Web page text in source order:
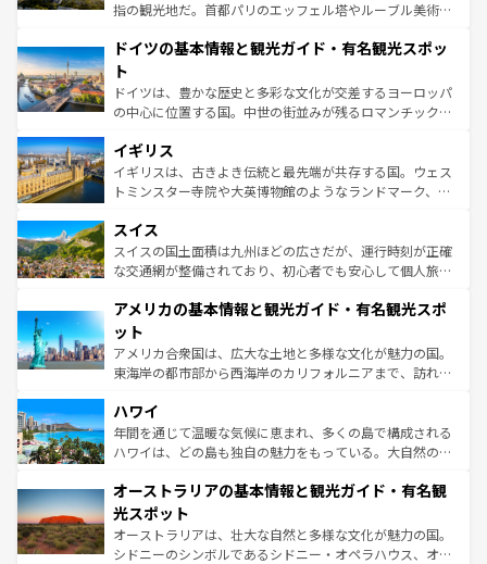
アートに溢れた街角から、地方では古代ローマ遺跡や中世
せる。地方によって風土や気候が異なるスペインはその個
ンテンツ一覧 を参照してほしい。
指の観光地だ。首都パリのエッフェル塔やルーブル美術館
で、幅広い魅力が詰まっている。華麗な宮殿、歴史的な大
聖堂、美しいビーチ、そして豊かな自然が、訪れる者を心
から魅了する。また、フランスは美食の国としても知ら
れ、フランス料理はユネスコ無形文化遺産にも登録されて
香り高いラベンダー畑など、多彩な楽しみ方が可能だ。さ
らに、パリ以外の地域にも魅力が溢れており、どの街角に
も豊かな歴史と文化が息づいている。パリ以外の個性あふ
を参照してほしい。
ドイツの基本情報と観光ガイド・有名観光スポッ
ト
ドイツは、豊かな歴史と多彩な文化が交差するヨーロッパ
の中心に位置する国。中世の街並みが残るロマンチック街
顔を持つこの国は、どこを歩いても飽きることがない。ベ
ルリンの文化的活気、バイエルン州のアルプスの絶景、そ
してライン川沿いのワイン畑といった風景は必見。ビール
は、お酒好きな人にはぜひ体験してほしい。 なお、新着の
ドイツ情報はコンテンツ一覧を参照してほしい。
イギリス
イギリスは、古きよき伝統と最先端が共存する国。ウェス
トミンスター寺院や大英博物館のようなランドマーク、歴
リアごとに異なる魅力がある。また、優雅なアフタヌーン
ティー、ビール好きにはたまらない英国パブ、サッカー観
戦など、本場だからこそできる体験も豊富。イギリスを旅
ンツ一覧を参照してほしい。
スイス
スイスの国土面積は九州ほどの広さだが、運行時刻が正確
な交通網が整備されており、初心者でも安心して個人旅行
の建物がそのまま残る町や、スイスならではのユニークな
博物館もあり、アルプス観光だけでなく町歩きも満喫する
ことができる。国民の所得が高いため物価も高いが、旅行
者向けの交通パス提供のサービスもあり、うまく活用すれ
着のスイス情報は
アメリカの基本情報と観光ガイド・有名観光スポ
ット
アメリカ合衆国は、広大な土地と多様な文化が魅力の国。
東海岸の都市部から西海岸のカリフォルニアまで、訪れる
のような巨大都市は、観光、ショッピング、エンターテイ
ンメントが詰まった刺激的なスポットだ。一方、アメリカ
西部には大自然が広がり、グランドキャニオンやイエロー
部のニューオーリンズでは、音楽と美食が融合した独特の
文化が魅力。旅行者はアメリカの各地域で異なる魅力を楽
しみながら、その多様性と豊かな歴史を感じることができ
るだろう。車でのロードトリップや列車の旅も、アメリカ
ハワイ
年間を通じて温暖な気候に恵まれ、多くの島で構成される
ハワイは、どの島も独自の魅力をもっている。大自然の神
ワイ島は見逃せない。また、定番の観光地といえばオアフ
島だが、静かな自然を求めるならマウイ島やカウアイ島が
おすすめ。エメラルドグリーンに輝く海をはじめ、豊かな
文化や歴史が息づいている。「アロハスピリット」と呼ば
オーストラリアの基本情報と観光ガイド・有名観
光スポット
オーストラリアは、壮大な自然と多様な文化が魅力の国。
シドニーのシンボルであるシドニー・オペラハウス、オー